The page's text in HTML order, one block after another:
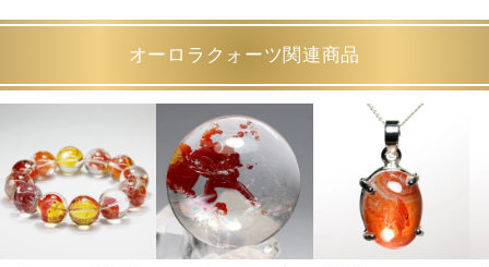
オーロラクォーツ関連商品